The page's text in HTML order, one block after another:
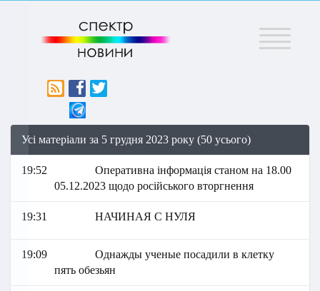
Меню
Усі матеріали за 5 грудня 2023 року (50 усього)
19:52
Оперативна інформація станом на 18.00
05.12.2023 щодо російського вторгнення
19:31 НАЧИНАЯ С НУЛЯ
19:09
Однажды ученые посадили в клетку
пять обезьян